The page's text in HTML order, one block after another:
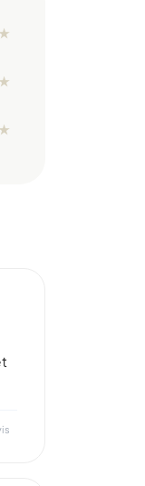
★
★
★